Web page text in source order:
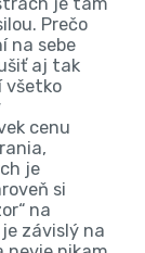
Prečo
na sebe
aj tak
všetko
cenu
je
si
na
závislý na